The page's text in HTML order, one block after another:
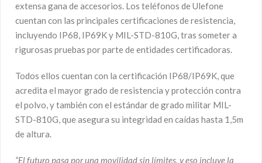
extensa gana de accesorios. Los teléfonos de Ulefone
cuentan con las principales certificaciones de resistencia,
incluyendo IP68, IP69K y MIL-STD-810G, tras someter a
rigurosas pruebas por parte de entidades certificadoras.
Todos ellos cuentan con la certificación IP68/IP69K, que
acredita el mayor grado de resistencia y protección contra
el polvo, y también con el estándar de grado militar MIL-
STD-810G, que asegura su integridad en caídas hasta 1,5m
de altura.
“El futuro pasa por una movilidad sin límites, y eso incluye la